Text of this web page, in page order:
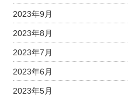
2023年9月
2023年8月
2023年7月
2023年6月
2023年5月